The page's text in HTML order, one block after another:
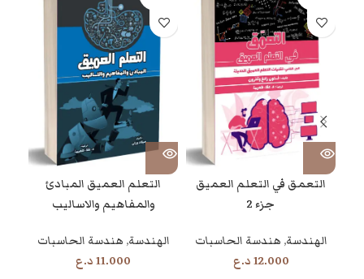
التعمق في التعلم العميق
جزء 2
الهندسة, هندسة الحاسبات
12.000د.ع
التعلم العميق المبادئ
والمفاهيم والاساليب
الهندسة, هندسة الحاسبات
11.000د.ع